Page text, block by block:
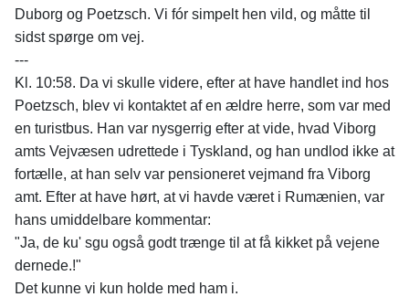
Duborg og Poetzsch. Vi fór simpelt hen vild, og måtte til
sidst spørge om vej.
---
Kl. 10:58. Da vi skulle videre, efter at have handlet ind hos
Poetzsch, blev vi kontaktet af en ældre herre, som var med
en turistbus. Han var nysgerrig efter at vide, hvad Viborg
amts Vejvæsen udrettede i Tyskland, og han undlod ikke at
fortælle, at han selv var pensioneret vejmand fra Viborg
amt. Efter at have hørt, at vi havde været i Rumænien, var
hans umiddelbare kommentar:
"Ja, de ku' sgu også godt trænge til at få kikket på vejene
dernede.!"
Det kunne vi kun holde med ham i.